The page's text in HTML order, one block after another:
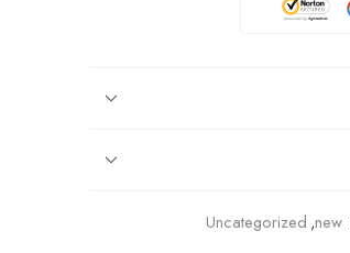
new
,
Uncategorized